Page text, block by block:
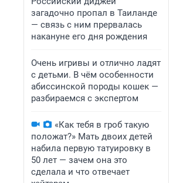
загадочно пропал в Таиланде
— связь с ним прервалась
накануне его дня рождения
Очень игривы и отлично ладят
с детьми. В чём особенности
абиссинской породы кошек —
разбираемся с экспертом
«Как тебя в гроб такую
положат?» Мать двоих детей
набила первую татуировку в
50 лет — зачем она это
сделала и что отвечает